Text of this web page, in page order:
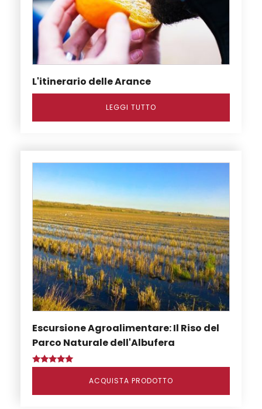
L'itinerario delle Arance
LEGGI TUTTO
Escursione Agroalimentare: Il Riso del
Parco Naturale dell'Albufera
ACQUISTA PRODOTTO